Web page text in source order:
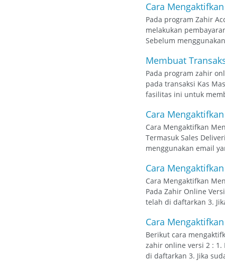
Cara
Pada program Zahir
melakukan
Sebelum
Membuat
Pada program zahir
pada transaksi Kas
fasilitas ini untuk
Cara
Cara Mengaktifkan
Termasuk Sales
menggunakan email
Cara
Cara Mengaktifkan
Pada Zahir Online
telah di daftarkan 3.
Cara
Berikut cara
zahir online versi 2 : 1.
di daftarkan 3. Jika